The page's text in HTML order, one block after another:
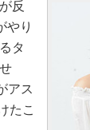
反
やり
タ
アス
たこ